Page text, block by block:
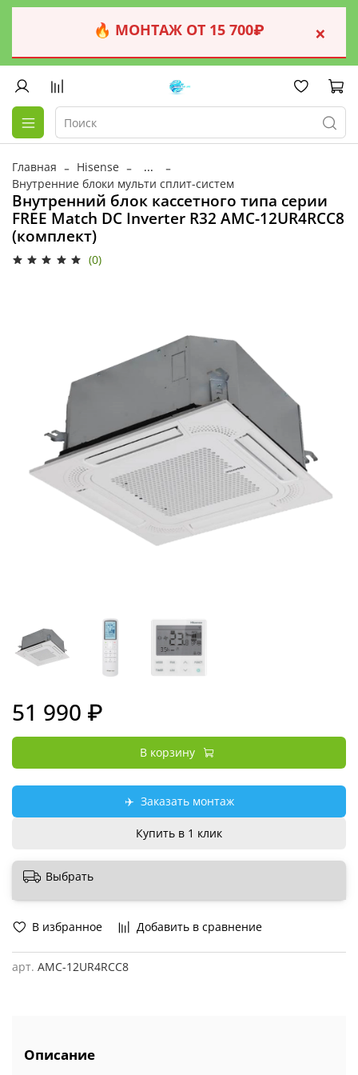
🔥 МОНТАЖ ОТ 15 700₽ ×
Главная Hisense
...
Внутренние блоки мульти сплит-систем
Внутренний блок кассетного типа серии
FREE Match DC Inverter R32 AMC-12UR4RCC8
(комплект)
(0)
В избранное Добавить в сравнение
арт. AMC-12UR4RCC8
51 990 ₽
В корзину
✈️ Заказать монтаж
Купить в 1 клик
Выбрать
Описание